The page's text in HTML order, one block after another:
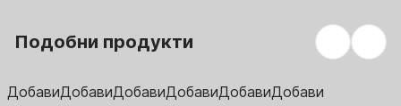
Подобни продукти
ДобавиДобавиДобавиДобавиДобавиДобави